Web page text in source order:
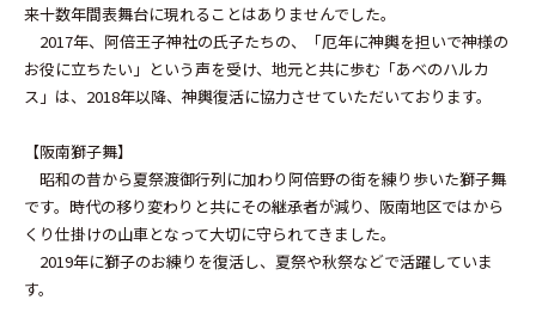
来十数年間表舞台に現れることはありませんでした。
2017年、阿倍王子神社の氏子たちの、「厄年に神輿を担いで神様の
お役に立ちたい」という声を受け、地元と共に歩む「あべのハルカ
ス」は、2018年以降、神輿復活に協力させていただいております。
【阪南獅子舞】
昭和の昔から夏祭渡御行列に加わり阿倍野の街を練り歩いた獅子舞
です。時代の移り変わりと共にその継承者が減り、阪南地区ではから
くり仕掛けの山車となって大切に守られてきました。
2019年に獅子のお練りを復活し、夏祭や秋祭などで活躍していま
す。